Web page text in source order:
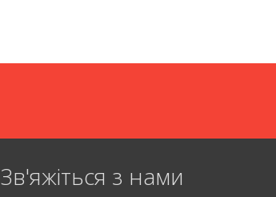
Зв'яжiться з нами